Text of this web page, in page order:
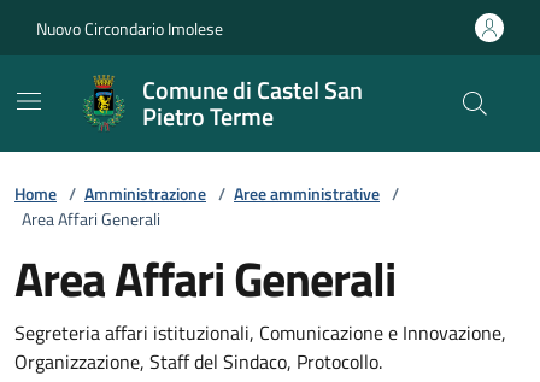
Nuovo Circondario Imolese
Comune di Castel San
Pietro Terme
Home / Amministrazione / Aree amministrative /
Area Affari Generali
Area Affari Generali
Segreteria affari istituzionali, Comunicazione e Innovazione,
Organizzazione, Staff del Sindaco, Protocollo.